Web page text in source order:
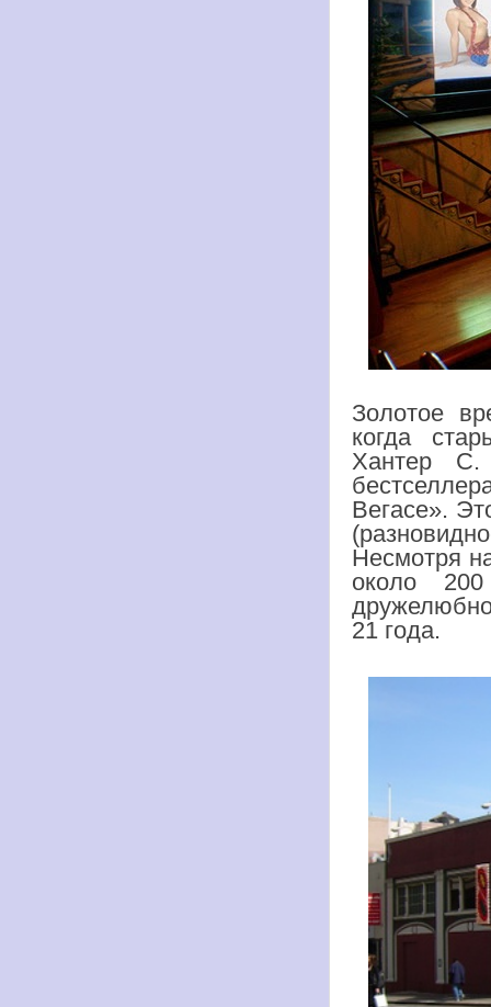
Золотое
когда
Хантер С.
Вегасе».
Несмотря
около
21 года.